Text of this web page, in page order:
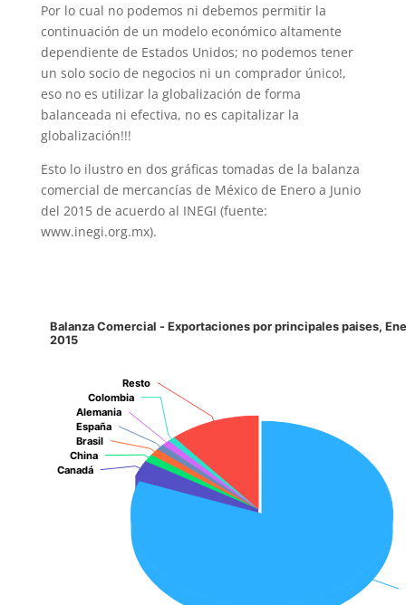
Por lo cual no podemos ni debemos permitir la
continuación de un modelo económico altamente
dependiente de Estados Unidos; no podemos tener
un solo socio de negocios ni un comprador único!,
eso no es utilizar la globalización de forma
balanceada ni efectiva, no es capitalizar la
globalización!!!
Esto lo ilustro en dos gráficas tomadas de la balanza
comercial de mercancías de México de Enero a Junio
del 2015 de acuerdo al INEGI (fuente:
www.inegi.org.mx).
Balanza Comercial - Exportaciones por principales paises,
2015
Canadá
Canadá
China
China
Brasil
Brasil
España
España
Alemania
Alemania
Colombia
Colombia
Resto
Resto